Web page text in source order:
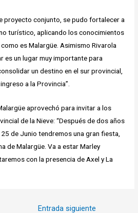
proyecto conjunto, se pudo fortalecer a
turístico, aplicando los conocimientos
es Malargüe. Asimismo Rivarola
es un lugar muy importante para
un destino en el sur provincial,
a la Provincia”.
aprovechó para invitar a los
de la Nieve: “Después de dos años
de Junio tendremos una gran fiesta,
de Malargüe. Va a estar Marley
con la presencia de Axel y La
Entrada siguiente